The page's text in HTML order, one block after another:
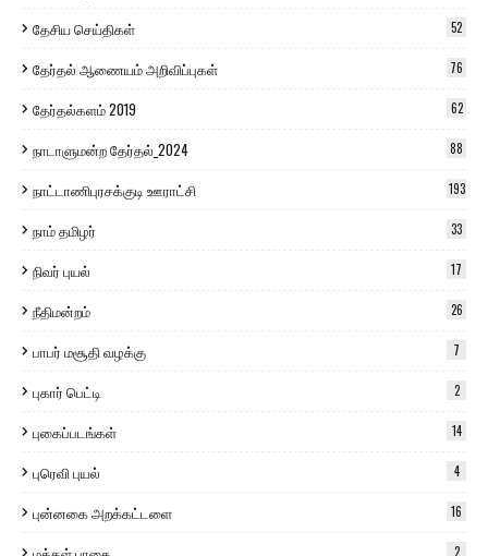
தேசிய செய்திகள் 52
தேர்தல் ஆணையம் அறிவிப்புகள் 76
தேர்தல்களம் 2019 62
நாடாளுமன்ற தேர்தல்_2024 88
நாட்டாணிபுரசக்குடி ஊராட்சி 193
நாம் தமிழர் 33
நிவர் புயல் 17
நீதிமன்றம் 26
பாபர் மசூதி வழக்கு 7
புகார் பெட்டி 2
புகைப்படங்கள் 14
புரெவி புயல் 4
புன்னகை அறக்கட்டளை 16
2